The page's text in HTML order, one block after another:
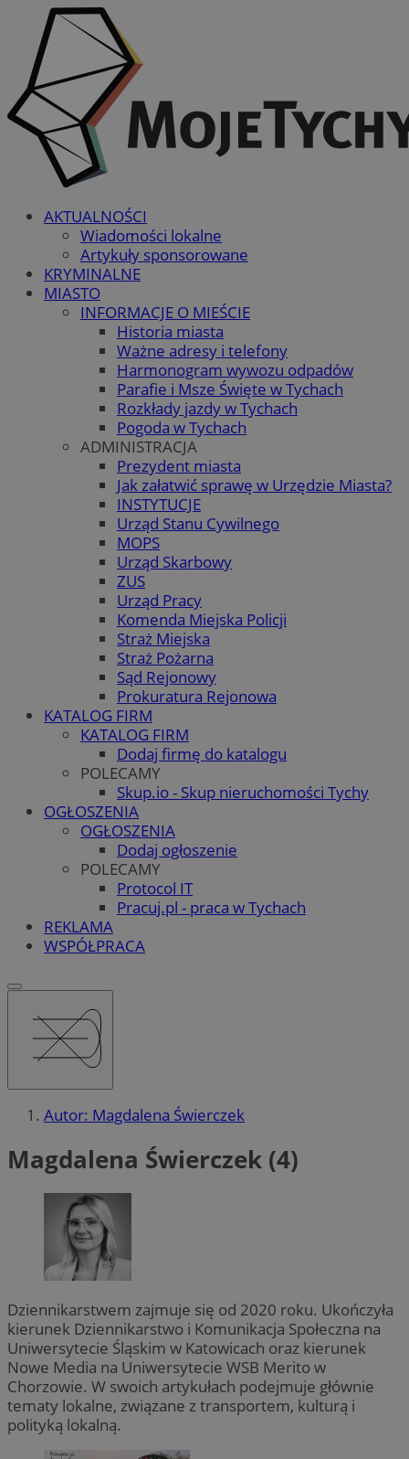
AKTUALNOŚCI
Wiadomości lokalne
Artykuły sponsorowane
KRYMINALNE
MIASTO
INFORMACJE O MIEŚCIE
Historia miasta
Ważne adresy i telefony
Harmonogram wywozu odpadów
Parafie i Msze Święte w Tychach
Rozkłady jazdy w Tychach
Pogoda w Tychach
ADMINISTRACJA
Prezydent miasta
Jak załatwić sprawę w Urzędzie Miasta?
INSTYTUCJE
Urząd Stanu Cywilnego
MOPS
Urząd Skarbowy
ZUS
Urząd Pracy
Komenda Miejska Policji
Straż Miejska
Straż Pożarna
Sąd Rejonowy
Prokuratura Rejonowa
KATALOG FIRM
KATALOG FIRM
Dodaj firmę do katalogu
POLECAMY
Skup.io - Skup nieruchomości Tychy
OGŁOSZENIA
OGŁOSZENIA
Dodaj ogłoszenie
POLECAMY
Protocol IT
Pracuj.pl - praca w Tychach
REKLAMA
WSPÓŁPRACA
Autor: Magdalena Świerczek
Magdalena Świerczek (4)
Dziennikarstwem zajmuje się od 2020 roku. Ukończyła
kierunek Dziennikarstwo i Komunikacja Społeczna na
Uniwersytecie Śląskim w Katowicach oraz kierunek
Nowe Media na Uniwersytecie WSB Merito w
Chorzowie. W swoich artykułach podejmuje głównie
tematy lokalne, związane z transportem, kulturą i
polityką lokalną.